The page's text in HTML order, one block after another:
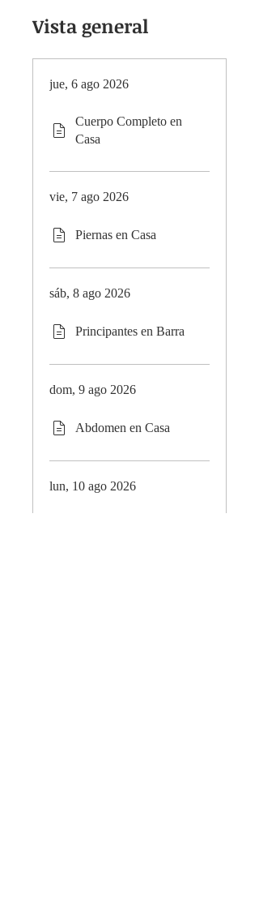
Vista general
jue, 6 ago 2026
Cuerpo Completo en
Casa
vie, 7 ago 2026
Piernas en Casa
sáb, 8 ago 2026
Principantes en Barra
dom, 9 ago 2026
Abdomen en Casa
lun, 10 ago 2026